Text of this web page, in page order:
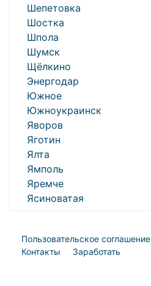
Шепетовка
Шостка
Шпола
Шумск
Щёлкино
Энергодар
Южное
Южноукраинск
Яворов
Яготин
Ялта
Ямполь
Яремче
Ясиноватая
Пользовательское соглашение
Контакты
Заработать